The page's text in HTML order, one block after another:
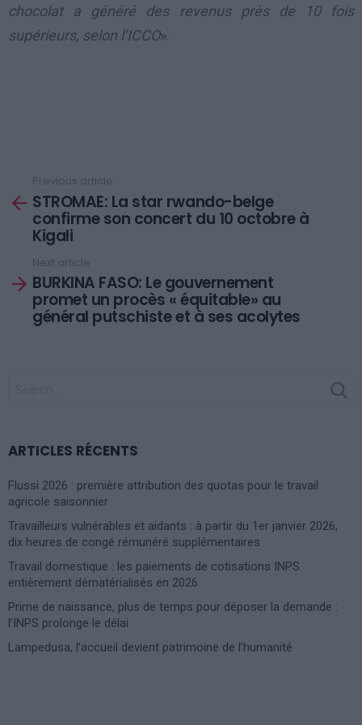
chocolat a généré des revenus près de 10 fois
supérieurs, selon l’ICCO».
more
Previous article
STROMAE: La star rwando-belge
confirme son concert du 10 octobre à
Kigali
Next article
BURKINA FASO: Le gouvernement
promet un procès « équitable» au
général putschiste et à ses acolytes
ARTICLES RÉCENTS
Flussi 2026 : première attribution des quotas pour le travail
agricole saisonnier
Travailleurs vulnérables et aidants : à partir du 1er janvier 2026,
dix heures de congé rémunéré supplémentaires
Travail domestique : les paiements de cotisations INPS
entièrement dématérialisés en 2026
Prime de naissance, plus de temps pour déposer la demande :
l’INPS prolonge le délai
Lampedusa, l’accueil devient patrimoine de l’humanité